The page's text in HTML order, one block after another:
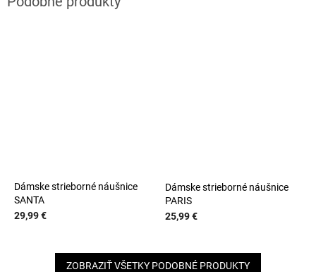
Dámske strieborné náušnice
SANTA
29,99 €
Dámske strieborné náušnice
PARIS
25,99 €
ZOBRAZIŤ VŠETKY PODOBNÉ PRODUKTY